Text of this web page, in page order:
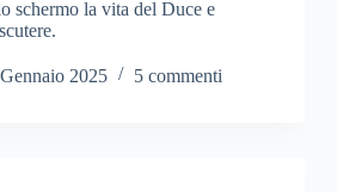
schermo la vita del Duce e
2025 5 commenti